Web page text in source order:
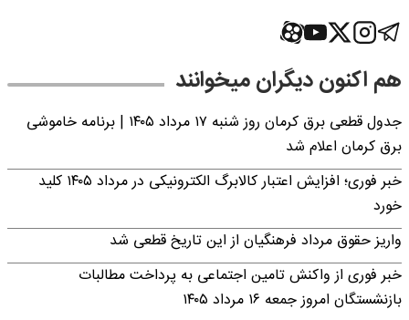
هم اکنون دیگران میخوانند
جدول قطعی برق کرمان روز شنبه ۱۷ مرداد ۱۴۰۵ | برنامه خاموشی
برق کرمان اعلام شد
خبر فوری؛ افزایش اعتبار کالابرگ الکترونیکی در مرداد ۱۴۰۵ کلید
خورد
واریز حقوق مرداد فرهنگیان از این تاریخ قطعی شد
خبر فوری از واکنش تامین اجتماعی به پرداخت مطالبات
بازنشستگان امروز جمعه ۱۶ مرداد ۱۴۰۵